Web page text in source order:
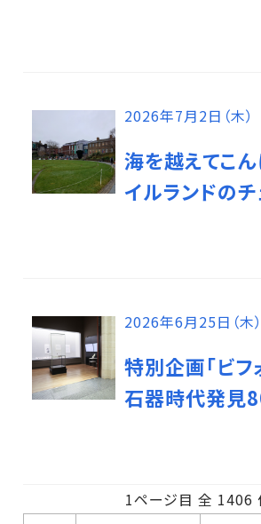
2026年7月2日（木）
海を越えてこ
イルランドの
2026年6月25日（木）
特別企画「ビ
石器時代発見
1ページ目 全 1406